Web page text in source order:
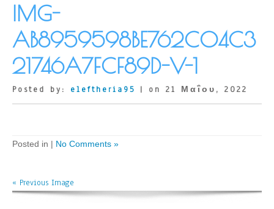
IMG-
AB8959598BE762C04C3
21746A7FCF89D-V-1
Posted by: eleftheria95 | on 21 Μαΐου, 2022
Posted in | No Comments »
« Previous Image